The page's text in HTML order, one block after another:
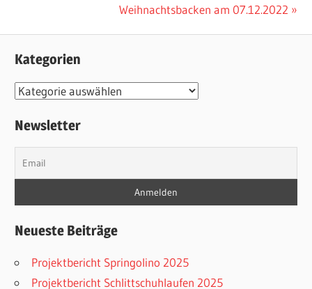
Nächster
Weihnachtsbacken am 07.12.2022
Kategorien
Kategorien
Newsletter
Neueste Beiträge
Projektbericht Springolino 2025
Projektbericht Schlittschuhlaufen 2025